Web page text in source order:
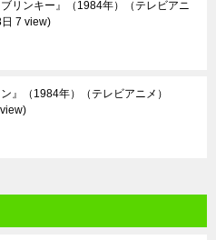
ブリンキー』（1984年）（テレビアニ
7 view
』（1984年）（テレビアニメ）